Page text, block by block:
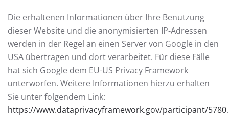
Die erhaltenen Informationen über Ihre Benutzung
dieser Website und die anonymisierten IP-Adressen
werden in der Regel an einen Server von Google in den
USA übertragen und dort verarbeitet. Für diese Fälle
hat sich Google dem EU-US Privacy Framework
unterworfen. Weitere Informationen hierzu erhalten
Sie unter folgendem Link:
https://www.dataprivacyframework.gov/participant/5780.